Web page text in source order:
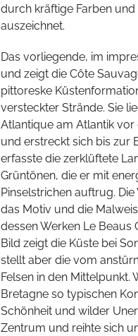
durch kräftige Farben
auszeichnet.
Das vorliegende, im
und zeigt die Côte
pittoreske
versteckter Strände. Sie
Atlantique am Atlantik
und erstreckt sich bis zur
erfasste die zerklüftete
Grüntönen, die er mit
Pinselstrichen auftrug. Die
das Motiv und die
dessen Werken Le Beaus
Bild zeigt die Küste bei
stellt aber die vom
Felsen in den
Bretagne so typischen
Schönheit und wilder
Zentrum und reihte sich